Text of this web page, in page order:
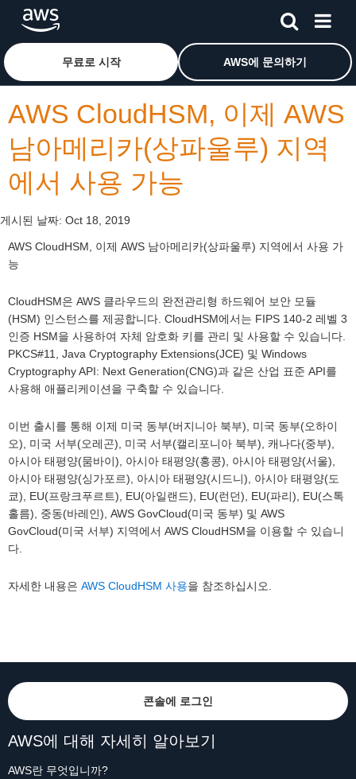
메인 콘텐츠로 건너뛰기Amazon Web Services 홈 페이지로 돌아가려면 여기를 클
무료로 시작 AWS에 문의하기
AWS CloudHSM, 이제 AWS
남아메리카(상파울루) 지역
에서 사용 가능
게시된 날짜: Oct 18, 2019
AWS CloudHSM, 이제 AWS 남아메리카(상파울루) 지역에서 사용 가
능
CloudHSM은 AWS 클라우드의 완전관리형 하드웨어 보안 모듈
(HSM) 인스턴스를 제공합니다. CloudHSM에서는 FIPS 140-2 레벨 3
인증 HSM을 사용하여 자체 암호화 키를 관리 및 사용할 수 있습니다.
PKCS#11, Java Cryptography Extensions(JCE) 및 Windows
Cryptography API: Next Generation(CNG)과 같은 산업 표준 API를
사용해 애플리케이션을 구축할 수 있습니다.
이번 출시를 통해 이제 미국 동부(버지니아 북부), 미국 동부(오하이
오), 미국 서부(오레곤), 미국 서부(캘리포니아 북부), 캐나다(중부),
아시아 태평양(뭄바이), 아시아 태평양(홍콩), 아시아 태평양(서울),
아시아 태평양(싱가포르), 아시아 태평양(시드니), 아시아 태평양(도
쿄), EU(프랑크푸르트), EU(아일랜드), EU(런던), EU(파리), EU(스톡
홀름), 중동(바레인), AWS GovCloud(미국 동부) 및 AWS
GovCloud(미국 서부) 지역에서 AWS CloudHSM을 이용할 수 있습니
다.
자세한 내용은 AWS CloudHSM 사용을 참조하십시오.
콘솔에 로그인
AWS에 대해 자세히 알아보기
AWS란 무엇입니까?